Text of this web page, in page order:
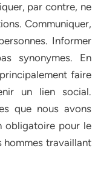
par contre, ne
Communiquer,
Informer
synonymes. En
faire
un lien social.
que nous avons
obligatoire pour le
hommes travaillant